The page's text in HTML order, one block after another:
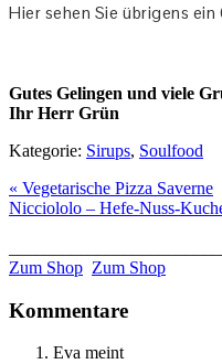
Hier sehen Sie übrigens
Gutes Gelingen und viele
Ihr Herr Grün
Kategorie: Sirups, Soulfood
« Vegetarische Pizza Saverne
Nicciololo – Hefe-Nuss-
Zum Shop Zum Shop
Kommentare
Eva meint